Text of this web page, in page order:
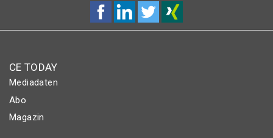
CE TODAY
Mediadaten
Abo
Magazin